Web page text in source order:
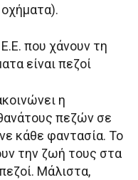
που χάνουν τη
είναι πεζοί
η
πεζών σε
κάθε φαντασία. Το
την ζωή τους στα
Μάλιστα,